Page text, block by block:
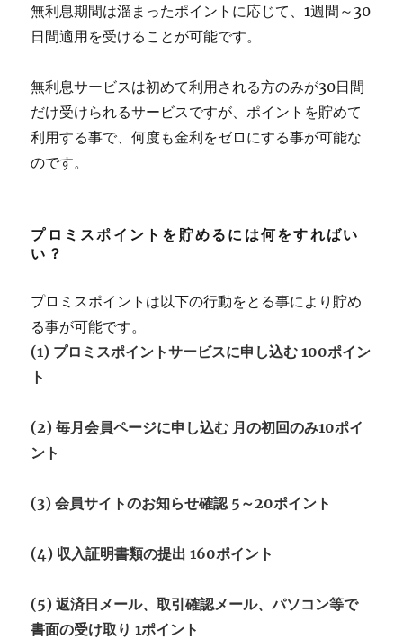
無利息期間は溜まったポイントに応じて、1週間～30
日間適用を受けることが可能です。
無利息サービスは初めて利用される方のみが30日間
だけ受けられるサービスですが、ポイントを貯めて
利用する事で、何度も金利をゼロにする事が可能な
のです。
プロミスポイントを貯めるには何をすればい
い？
プロミスポイントは以下の行動をとる事により貯め
る事が可能です。
(1) プロミスポイントサービスに申し込む 100ポイン
ト
(2) 毎月会員ページに申し込む 月の初回のみ10ポイ
ント
(3) 会員サイトのお知らせ確認 5～20ポイント
(4) 収入証明書類の提出 160ポイント
(5) 返済日メール、取引確認メール、パソコン等で
書面の受け取り 1ポイント